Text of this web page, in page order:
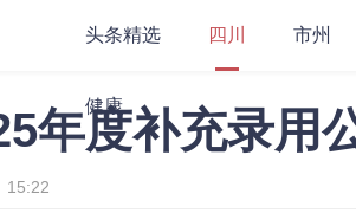
头条精选 四川 市州
健康
年度补充录用
15:22